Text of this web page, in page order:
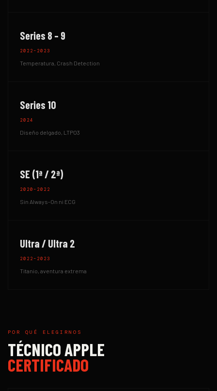
Series 8 – 9
2022–2023
Temperatura, Crash Detection
Series 10
2024
Diseño delgado, LTPO3
SE (1ª / 2ª)
2020–2022
Sin Always-On ni ECG
Ultra / Ultra 2
2022–2023
Titanio, aventura extrema
POR QUÉ ELEGIRNOS
TÉCNICO APPLE
CERTIFICADO